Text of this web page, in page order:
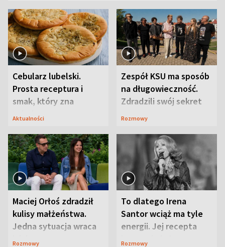
Cebularz lubelski.
Prosta receptura i
smak, który zna
Lubelszczyzna
Aktualności
Zespół KSU ma sposób
na długowieczność.
Zdradzili swój sekret
Rozmowy
Maciej Orłoś zdradził
kulisy małżeństwa.
Jedna sytuacja wraca
jak bumerang
Rozmowy
To dlatego Irena
Santor wciąż ma tyle
energii. Jej recepta
jest zaskakująco
Rozmowy